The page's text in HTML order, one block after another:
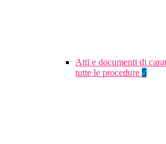
Atti e documenti di
tutte le procedure 5